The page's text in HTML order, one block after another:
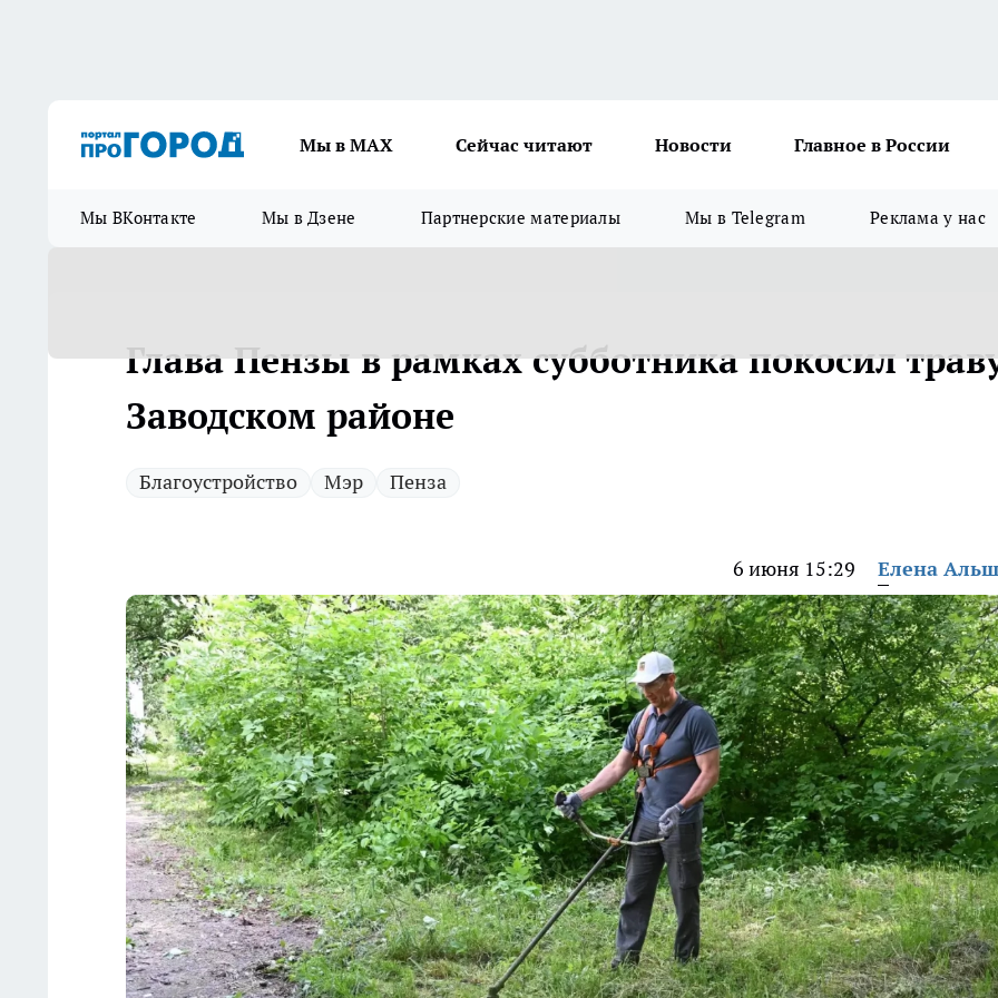
Мы в МАХ Сейчас читают Новости Главное в России
Мы ВКонтакте Мы в Дзене Партнерские материалы Мы в Telegram Реклама у нас
Глава Пензы в рамках субботника покосил
Заводском районе
Благоустройство Мэр Пенза
6 июня 15:29 Елена